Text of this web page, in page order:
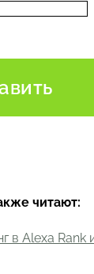
читают:
в Alexa Rank